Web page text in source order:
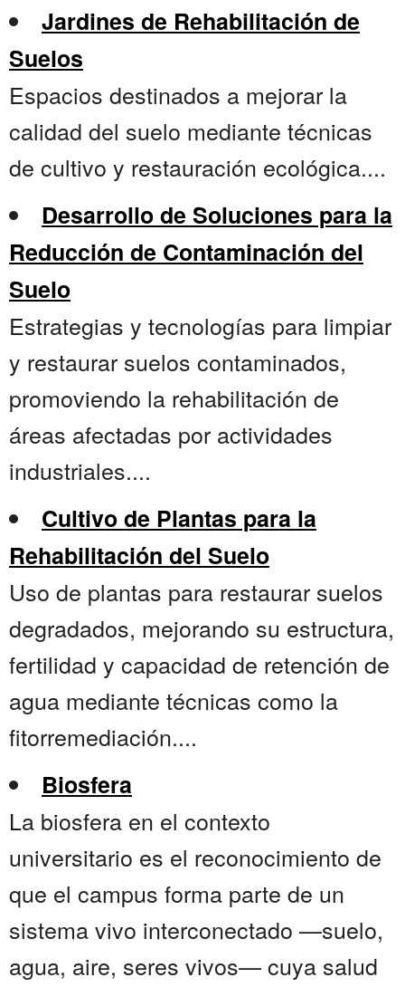
Jardines de Rehabilitación de
Suelos
Espacios destinados a mejorar la
calidad del suelo mediante técnicas
de cultivo y restauración ecológica....
Desarrollo de Soluciones para la
Reducción de Contaminación del
Suelo
Estrategias y tecnologías para limpiar
y restaurar suelos contaminados,
promoviendo la rehabilitación de
áreas afectadas por actividades
industriales....
Cultivo de Plantas para la
Rehabilitación del Suelo
Uso de plantas para restaurar suelos
degradados, mejorando su estructura,
fertilidad y capacidad de retención de
agua mediante técnicas como la
fitorremediación....
Biosfera
La biosfera en el contexto
universitario es el reconocimiento de
que el campus forma parte de un
sistema vivo interconectado —suelo,
agua, aire, seres vivos— cuya salud